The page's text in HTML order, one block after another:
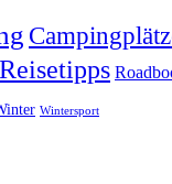
Reisetipps
Wintersport